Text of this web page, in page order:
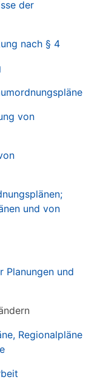
der
nach § 4
von
und von
Planungen und
Regionalpläne